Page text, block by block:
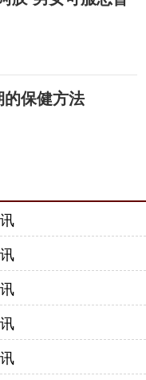
保健方法